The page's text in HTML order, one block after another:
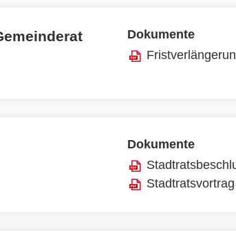
Dokumente
Dokumente
Stadtratsvortrag